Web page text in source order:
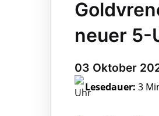
neuer 5-
03 Oktober
Lesedauer: 3